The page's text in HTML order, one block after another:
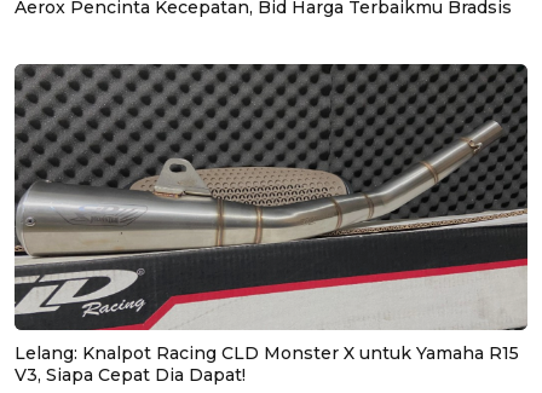
Aerox Pencinta Kecepatan, Bid Harga Terbaikmu Bradsis
Lelang: Knalpot Racing CLD Monster X untuk Yamaha R15
V3, Siapa Cepat Dia Dapat!